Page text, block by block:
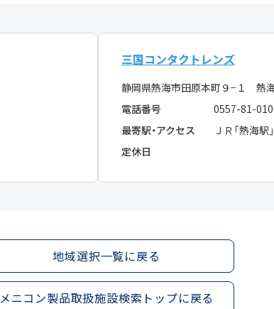
三国コンタクトレンズ
静岡県熱海市田原本町９−１ 熱
電話番号
0557-81-
最寄駅・アクセス
ＪＲ「熱海駅
定休日
地域選択一覧に戻る
メニコン製品取扱施設検索トップに戻る